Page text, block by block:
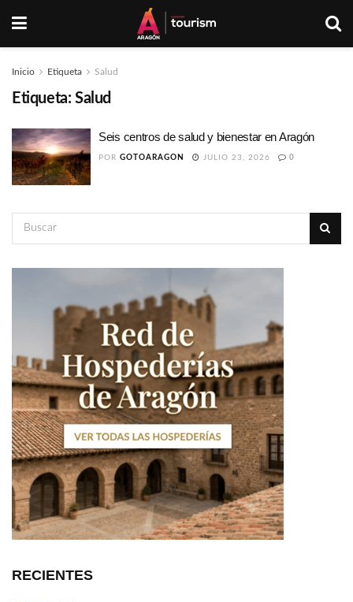
Inicio Etiqueta Salud
Etiqueta: Salud
Seis centros de salud y bienestar en Aragón
POR GOTOARAGON JULIO 23, 2026 0
RECIENTES